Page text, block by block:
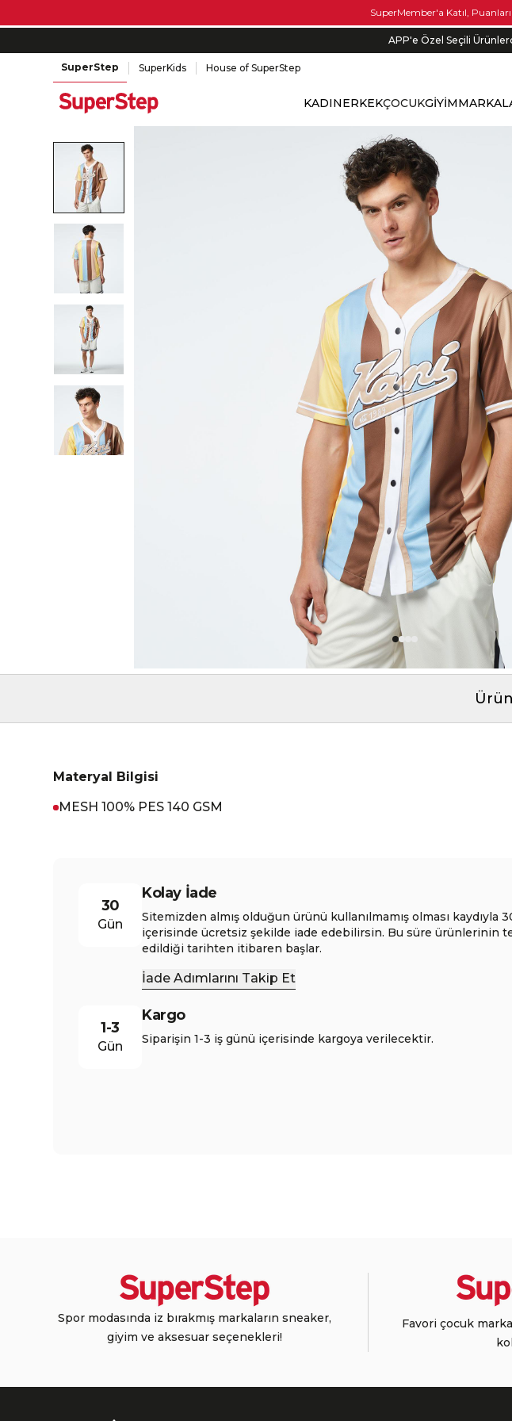
SuperMember'a Katıl,
APP'e Özel Seçili
SuperStep SuperKids House of SuperStep
KADINERKEKÇOCUKGİYİM
Materyal Bilgisi
MESH 100% PES 140 GSM
30
Gün
Kolay İade
Sitemizden almış olduğun ürünü kullanılmamış olması kaydıyla
içerisinde ücretsiz şekilde iade edebilirsin. Bu süre ürünlerinin
edildiği tarihten itibaren başlar.
İade Adımlarını Takip Et
1-3
Gün
Kargo
Siparişin 1-3 iş günü içerisinde kargoya verilecektir.
Spor modasında iz bırakmış markaların sneaker,
giyim ve aksesuar seçenekleri!
Favori çocuk